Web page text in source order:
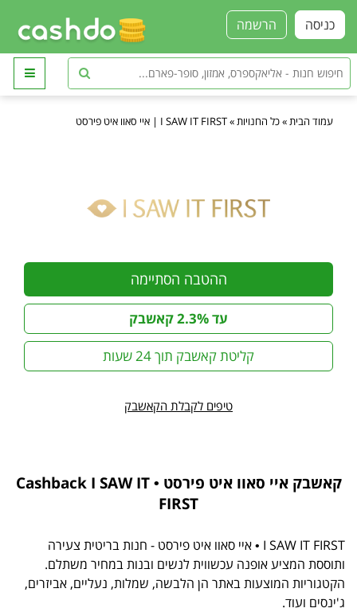
הרשמה כניסה
עמוד הבית »כל החנויות »I SAW IT FIRST | איי סאוו איט פירסט
ההטבה הסתיימה
עד 2.3% קאשבק
קליטת קאשבק תוך 24 שעות
טיפים לקבלת הקאשבק
קאשבק איי סאוו איט פירסט • Cashback I SAW IT
FIRST
I SAW IT FIRST • איי סאוו איט פירסט - חנות בריטית צעירה
ותוססת המציע אופנה עכשווית לנשים ובנות במחיר משתלם.
הקטגוריות המוצעות באתר הן הלבשה, שמלות, נעליים, אביזרים,
ג'ינסים ועוד.